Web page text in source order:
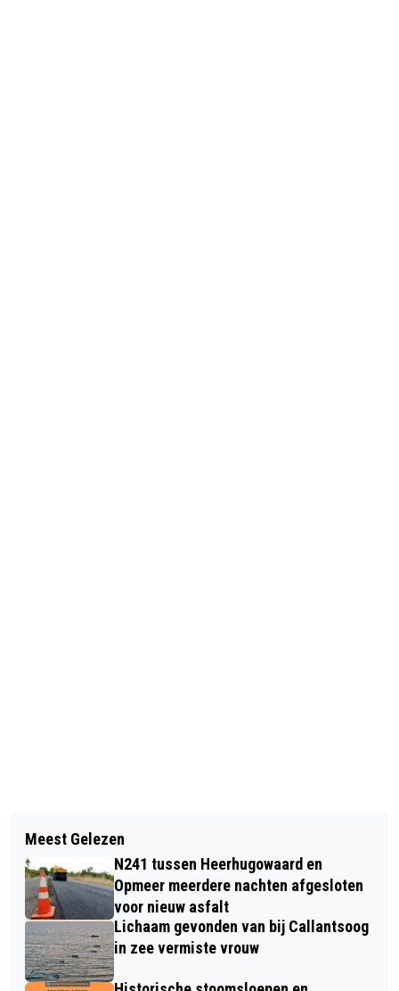
BATH WEEK: ACTIVITEITEN IN KADER
75 JAAR TWINNING ALKMAAR - BATH
KONINKLIJKE ONDERSCHEIDING VOOR
DE HEER R. (ROB) KOSSEN
Meest Gelezen
N241 tussen Heerhugowaard en
Opmeer meerdere nachten afgesloten
voor nieuw asfalt
Lichaam gevonden van bij Callantsoog
in zee vermiste vrouw